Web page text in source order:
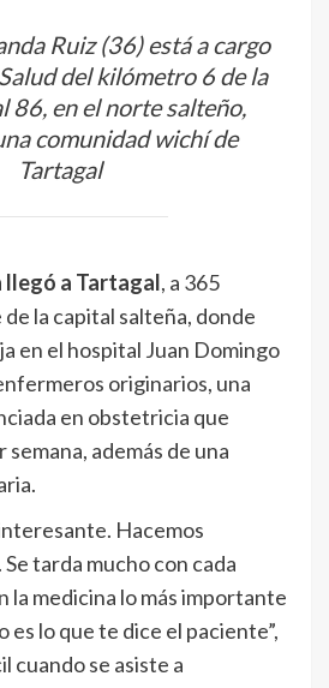
Ruiz (36) está a cargo
del kilómetro 6 de la
86, en el norte salteño,
comunidad wichí de
Tartagal
llegó a Tartagal, a 365
la capital salteña, donde
en el hospital Juan Domingo
originarios, una
en obstetricia que
semana, además de una
Hacemos
tarda mucho con cada
la medicina lo más importante
es lo que te dice el paciente”,
cuando se asiste a